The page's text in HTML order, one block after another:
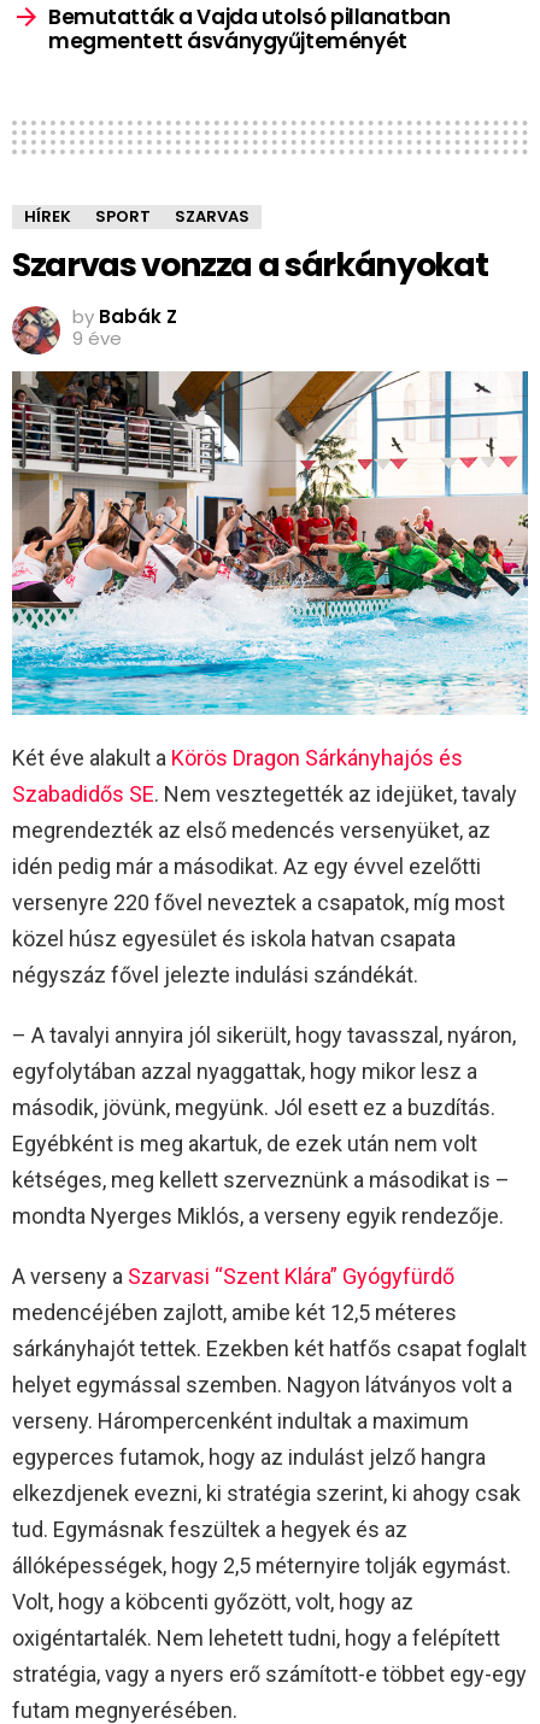
Bemutatták a Vajda utolsó pillanatban
megmentett ásványgyűjteményét
HÍREK SPORT SZARVAS
Szarvas vonzza a sárkányokat
by Babák Z
9 éve
Két éve alakult a Körös Dragon Sárkányhajós és
Szabadidős SE. Nem vesztegették az idejüket, tavaly
megrendezték az első medencés versenyüket, az
idén pedig már a másodikat. Az egy évvel ezelőtti
versenyre 220 fővel neveztek a csapatok, míg most
közel húsz egyesület és iskola hatvan csapata
négyszáz fővel jelezte indulási szándékát.
– A tavalyi annyira jól sikerült, hogy tavasszal, nyáron,
egyfolytában azzal nyaggattak, hogy mikor lesz a
második, jövünk, megyünk. Jól esett ez a buzdítás.
Egyébként is meg akartuk, de ezek után nem volt
kétséges, meg kellett szerveznünk a másodikat is –
mondta Nyerges Miklós, a verseny egyik rendezője.
A verseny a Szarvasi “Szent Klára” Gyógyfürdő
medencéjében zajlott, amibe két 12,5 méteres
sárkányhajót tettek. Ezekben két hatfős csapat foglalt
helyet egymással szemben. Nagyon látványos volt a
verseny. Hárompercenként indultak a maximum
egyperces futamok, hogy az indulást jelző hangra
elkezdjenek evezni, ki stratégia szerint, ki ahogy csak
tud. Egymásnak feszültek a hegyek és az
állóképességek, hogy 2,5 méternyire tolják egymást.
Volt, hogy a köbcenti győzött, volt, hogy az
oxigéntartalék. Nem lehetett tudni, hogy a felépített
stratégia, vagy a nyers erő számított-e többet egy-egy
futam megnyerésében.